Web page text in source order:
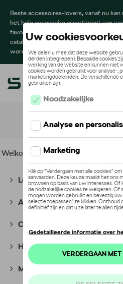
Beste accessoires-lovers, vanaf nu kan
het hele accessoire assortiment van uw
favoriete merk terugvinden in de online
catalogus. Deze kunnen steeds besteld
worden via uw dealer.
Welkom > Voor u >Electronica
Lounge Collectie(56)
Active Collectie(66)
Cycling Collectie
Hockey Collectie(7)
Motorsport Collectie